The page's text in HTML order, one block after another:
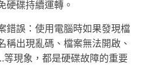
硬碟持續運轉。
錯誤：使用電腦時如果發現檔
稱出現亂碼、檔案無法開啟、
等現象，都是硬碟故障的重要